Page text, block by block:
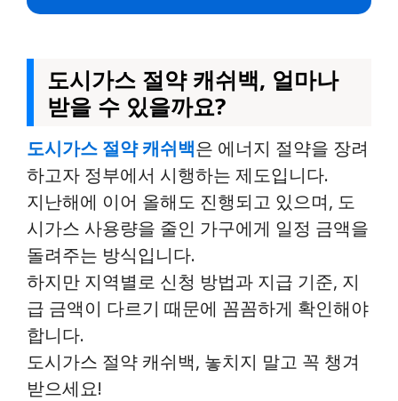
도시가스 절약 캐쉬백, 얼마나
받을 수 있을까요?
도시가스 절약 캐쉬백은 에너지 절약을 장려
하고자 정부에서 시행하는 제도입니다.
지난해에 이어 올해도 진행되고 있으며, 도
시가스 사용량을 줄인 가구에게 일정 금액을
돌려주는 방식입니다.
하지만 지역별로 신청 방법과 지급 기준, 지
급 금액이 다르기 때문에 꼼꼼하게 확인해야
합니다.
도시가스 절약 캐쉬백, 놓치지 말고 꼭 챙겨
받으세요!